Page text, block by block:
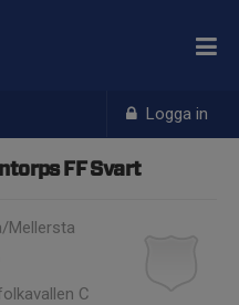
Logga in
FF Svart
Mellersta
C